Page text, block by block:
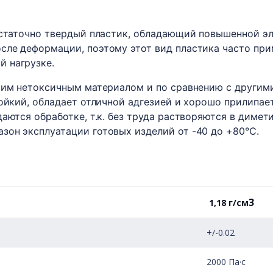
твердый пластик, обладающий повышенной
деформации, поэтому этот вид пластика часто
нагрузке.
нетоксичным материалом и по сравнению с
обладает отличной адгезией и хорошо
обработке, т.к. без труда растворяются в
эксплуатации готовых изделий от -40 до +80°С.
1,18 г/см3
+/-0.02
2000 Па·с